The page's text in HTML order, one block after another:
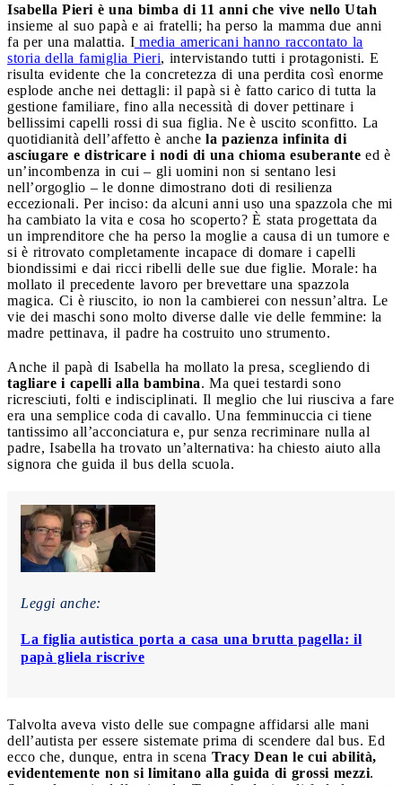
Isabella Pieri è una bimba di 11 anni che vive nello Utah
insieme al suo papà e ai fratelli; ha perso la mamma due anni
fa per una malattia. I media americani hanno raccontato la
storia della famiglia Pieri, intervistando tutti i protagonisti. E
risulta evidente che la concretezza di una perdita così enorme
esplode anche nei dettagli: il papà si è fatto carico di tutta la
gestione familiare, fino alla necessità di dover pettinare i
bellissimi capelli rossi di sua figlia. Ne è uscito sconfitto. La
quotidianità dell’affetto è anche la pazienza infinita di
asciugare e districare i nodi di una chioma esuberante ed è
un’incombenza in cui – gli uomini non si sentano lesi
nell’orgoglio – le donne dimostrano doti di resilienza
eccezionali. Per inciso: da alcuni anni uso una spazzola che mi
ha cambiato la vita e cosa ho scoperto? È stata progettata da
un imprenditore che ha perso la moglie a causa di un tumore e
si è ritrovato completamente incapace di domare i capelli
biondissimi e dai ricci ribelli delle sue due figlie. Morale: ha
mollato il precedente lavoro per brevettare una spazzola
magica. Ci è riuscito, io non la cambierei con nessun’altra. Le
vie dei maschi sono molto diverse dalle vie delle femmine: la
madre pettinava, il padre ha costruito uno strumento.
Anche il papà di Isabella ha mollato la presa, scegliendo di
tagliare i capelli alla bambina. Ma quei testardi sono
ricresciuti, folti e indisciplinati. Il meglio che lui riusciva a fare
era una semplice coda di cavallo. Una femminuccia ci tiene
tantissimo all’acconciatura e, pur senza recriminare nulla al
padre, Isabella ha trovato un’alternativa: ha chiesto aiuto alla
signora che guida il bus della scuola.
Leggi anche:
La figlia autistica porta a casa una brutta pagella: il
papà gliela riscrive
Talvolta aveva visto delle sue compagne affidarsi alle mani
dell’autista per essere sistemate prima di scendere dal bus. Ed
ecco che, dunque, entra in scena Tracy Dean le cui abilità,
evidentemente non si limitano alla guida di grossi mezzi.